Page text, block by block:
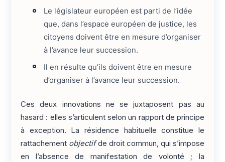
Le législateur européen est parti de l’idée
que, dans l’espace européen de justice, les
citoyens doivent être en mesure d’organiser
à l’avance leur succession.
Il en résulte qu’ils doivent être en mesure
d’organiser à l’avance leur succession.
Ces deux innovations ne se juxtaposent pas au
hasard : elles s’articulent selon un rapport de principe
à exception. La résidence habituelle constitue le
rattachement objectifde droit commun, qui s’impose
en l’absence de manifestation de volonté ; la